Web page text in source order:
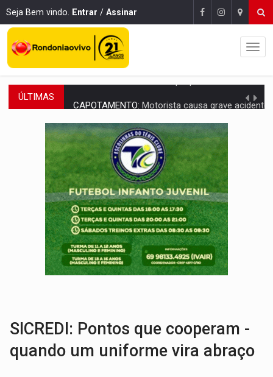
Seja Bem vindo. Entrar / Assinar
ÚLTIMAS Motorista causa grave acidente com HR-V e
VÍDEO:Falso vendedor de salgados é preso por tráfico de drogas
BATATA-DOCE E FRANGO:Faça esse escondidinho e me
BARREIRA NATURAL:Desmate da Amazônia corta chuvas no Sul e ameaça
:Anvisa libera venda de medicamentos pela Shopee, mas
MAIS RIGOR:Nova lei endurece punição por abuso sexual contra
POLUIÇÃO E RISCOS:Retirada de fiação irregular avança no país e em PVH
VÍDEO:Armado com machado, homem ameaça matar sobrinha grávida e
SICREDI: Pontos que cooperam -
quando um uniforme vira abraço